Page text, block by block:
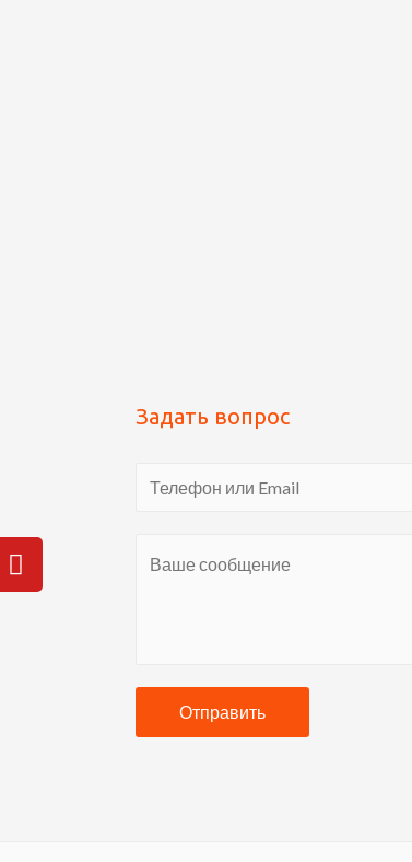
Задать вопрос
Отправить